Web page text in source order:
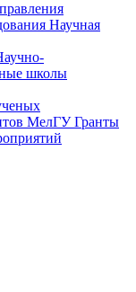
Научная
школы
МелГУГранты